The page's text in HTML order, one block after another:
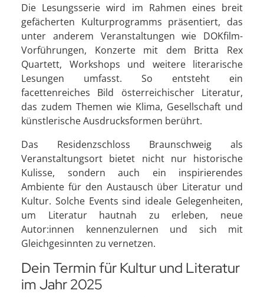
Die Lesungsserie wird im Rahmen eines breit
gefächerten Kulturprogramms präsentiert, das
unter anderem Veranstaltungen wie DOKfilm-
Vorführungen, Konzerte mit dem Britta Rex
Quartett, Workshops und weitere literarische
Lesungen umfasst. So entsteht ein
facettenreiches Bild österreichischer Literatur,
das zudem Themen wie Klima, Gesellschaft und
künstlerische Ausdrucksformen berührt.
Das Residenzschloss Braunschweig als
Veranstaltungsort bietet nicht nur historische
Kulisse, sondern auch ein inspirierendes
Ambiente für den Austausch über Literatur und
Kultur. Solche Events sind ideale Gelegenheiten,
um Literatur hautnah zu erleben, neue
Autor:innen kennenzulernen und sich mit
Gleichgesinnten zu vernetzen.
Dein Termin für Kultur und Literatur
im Jahr 2025